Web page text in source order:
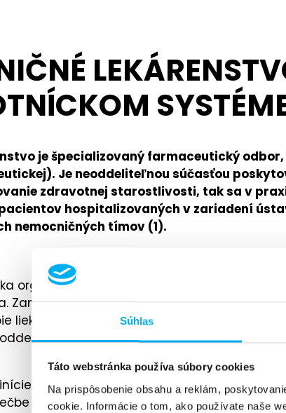
Súhlas
Táto webstránka používa súbory cookies
Na prispôsobenie obsahu a reklám,
cookie. Informácie o tom, ako používate naše
je špecializovaný farmaceutický
Je neoddeliteľnou súčasťou
zdravotnej starostlivosti, tak sa v
hospitalizovaných v zariadení
nemocničných tímov (1).
organizácia (2) definovala farmaceutickú
Zameriava sa na postoje, správanie,
liekmi s cieľom dosiahnuť stanovený
od ostatnej zdravotnej
PCNE (Pharmaceutical Care Network
s cieľom optimalizovať a zlepšovať